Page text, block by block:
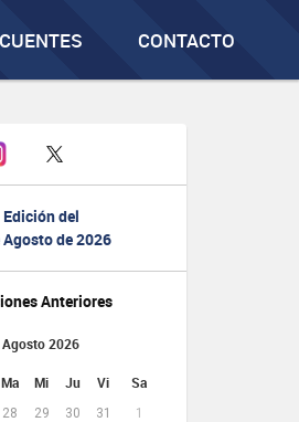
CONTACTO
Edición del
Agosto de 2026
Anteriores
Agosto 2026
Ma Mi Ju Vi Sa
28 29 30 31
1